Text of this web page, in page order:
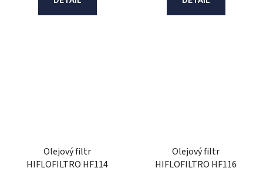
Olejový filtr
HIFLOFILTRO HF114
Olejový filtr
HIFLOFILTRO HF116